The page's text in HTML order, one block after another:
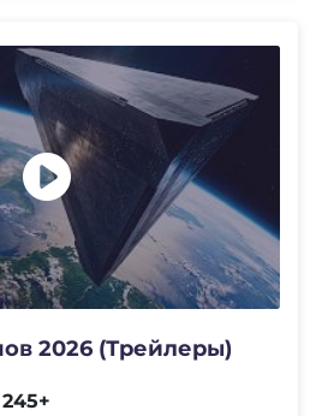
2026 (Трейлеры)
245+